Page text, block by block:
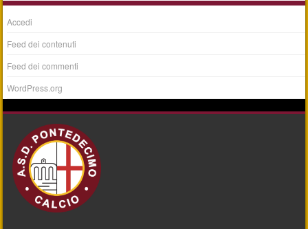
Accedi
Feed dei contenuti
Feed dei commenti
WordPress.org